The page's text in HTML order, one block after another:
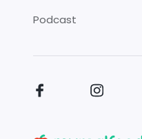
Podcast